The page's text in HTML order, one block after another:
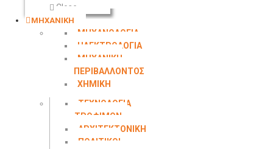
Close
ΜΗΧΑΝΙΚΗ
ΜΗΧΑΝΟΛΟΓΙΑ
ΗΛΕΚΤΡΟΛΟΓΙΑ
ΜΗΧΑΝΙΚΗ
ΠΕΡΙΒΑΛΛΟΝΤΟΣ
ΧΗΜΙΚΗ
ΤΕΧΝΟΛΟΓΙΑ
ΤΡΟΦΙΜΩΝ
ΑΡΧΙΤΕΚΤΟΝΙΚΗ
ΠΟΛΙΤΙΚΟΙ